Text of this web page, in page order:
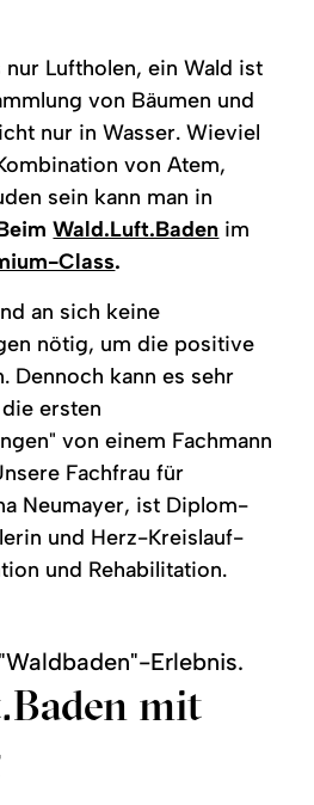
Luftholen, ein Wald ist
von Bäumen und
nur in Wasser. Wieviel
von Atem,
sein kann man in
Wald.Luft.Baden im
Class.
an sich keine
nötig, um die positive
Dennoch kann es sehr
ersten
von einem Fachmann
Fachfrau für
Neumayer, ist Diplom-
und Herz-Kreislauf-
und Rehabilitation.
Erlebnis.
mit